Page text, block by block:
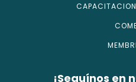
¡Seguínos en